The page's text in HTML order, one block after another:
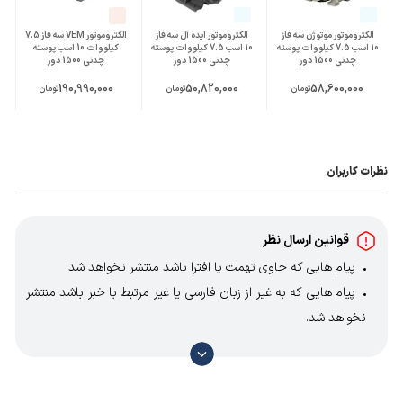
الکتروموتور موتوژن سه فاز
10 اسب 7.5 کیلووات پوسته
چدنی 1500 دور
58,600,000تومان
الکتروموتور ایده آل سه فاز
10 اسب 7.5 کیلووات پوسته
چدنی 1500 دور
50,820,000تومان
الکتروموتور VEM سه فاز 7.5
کیلووات 10 اسب پوسته
چدنی 1500 دور
190,990,000تومان
نظرات کاربران
قوانین ارسال نظر
پیام هایی که حاوی تهمت یا افترا باشد منتشر نخواهد شد.
پیام هایی که به غیر از زبان فارسی یا غیر مرتبط با خبر باشد منتشر
نخواهد شد.
با توجه به آن که امکان موافقت یا مخالفت با محتوای نظرات
وجود دارد، معمولا نظراتی که محتوای مشابه دارند، انتشار نمی‌یابند